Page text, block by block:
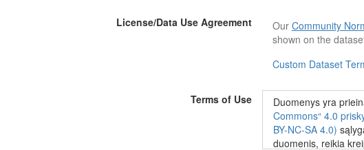
License/Data Use Agreement Our Community
shown on the
Custom Dataset
Terms of Use Duomenys yra
Commons“ 4.0
BY-NC-SA 4.0)
duomenis, reikia